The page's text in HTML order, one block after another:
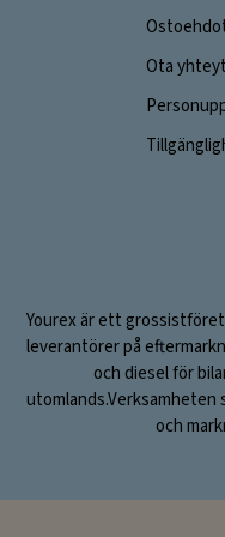
Ota
Yourex är ett
leverantörer på
och diesel för
utomlands.Verksamheten
och